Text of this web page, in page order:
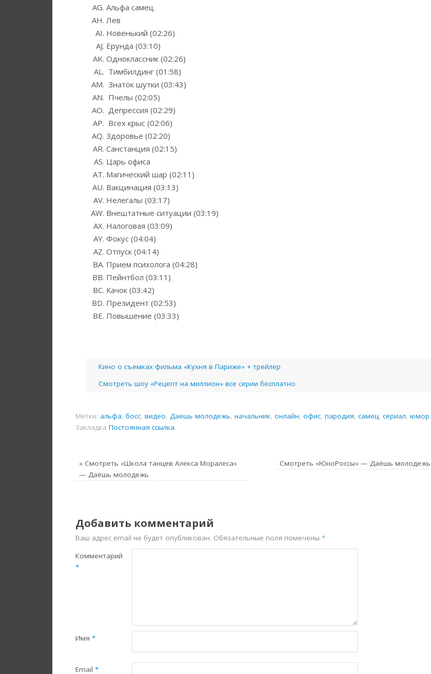
Альфа самец
Лев
Новенький (02:26)
Ерунда (03:10)
Одноклассник (02:26)
Тимбилдинг (01:58)
Знаток шутки (03:43)
Пчелы (02:05)
Депрессия (02:29)
Всех крыс (02:06)
Здоровье (02:20)
Санстанция (02:15)
Царь офиса
Магический шар (02:11)
Вакцинация (03:13)
Нелегалы (03:17)
Внештатные ситуации (03:19)
Налоговая (03:09)
Фокус (04:04)
Отпуск (04:14)
Прием психолога (04:28)
Пейнтбол (03:11)
Качок (03:42)
Президент (02:53)
Повышение (03:33)
Кино о съемках фильма «Кухня в Париже» + трейлер
Cмотреть шоу «Рецепт на миллион» все серии бесплатно
Метки: альфа, босс, видео, Даешь молодежь, начальник, онлайн, офис, пародия, самец, сериал, юмор.
Закладка Постоянная ссылка.
« Смотреть «Школа танцев Алекса Моралеса»
— Даёшь молодежь
Смотреть «ЮноРоссы» — Даёшь молодежь
Добавить комментарий
Ваш адрес email не будет опубликован. Обязательные поля помечены *
Комментарий
*
Имя *
Email *